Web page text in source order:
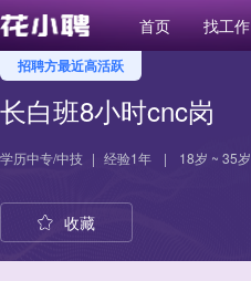
首页 找工作
招聘方最近高活跃
长白班8小时cnc岗
学历中专/中技 | 经验1年 | 18岁 ~ 35岁
收藏